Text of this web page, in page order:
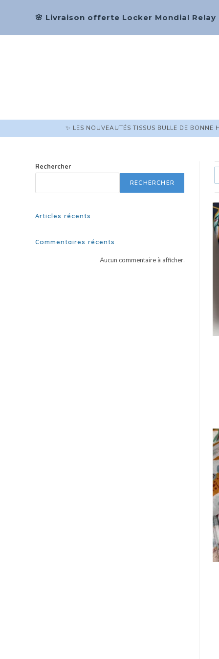
🌸 Livraison offerte Locker Mondial
✨ LES NOUVEAUTÉS TISSUS BULLE DE BONNE
Rechercher
RECHERCHER
Articles récents
Commentaires récents
Aucun commentaire à afficher.